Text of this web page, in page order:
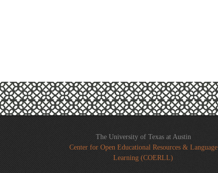
The University of Texas at Austin
Center for Open Educational Resources & Language
Learning (COERLL)